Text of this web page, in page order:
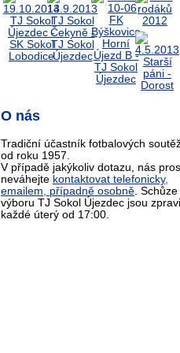
O nás
Tradiční účastník fotbalových
od roku 1957.
V případě jakýkoliv dotazu, nás
neváhejte kontaktovat telefonicky,
emailem, případně osobně. Schůze
výboru TJ Sokol Újezdec jsou
každé úterý od 17:00.